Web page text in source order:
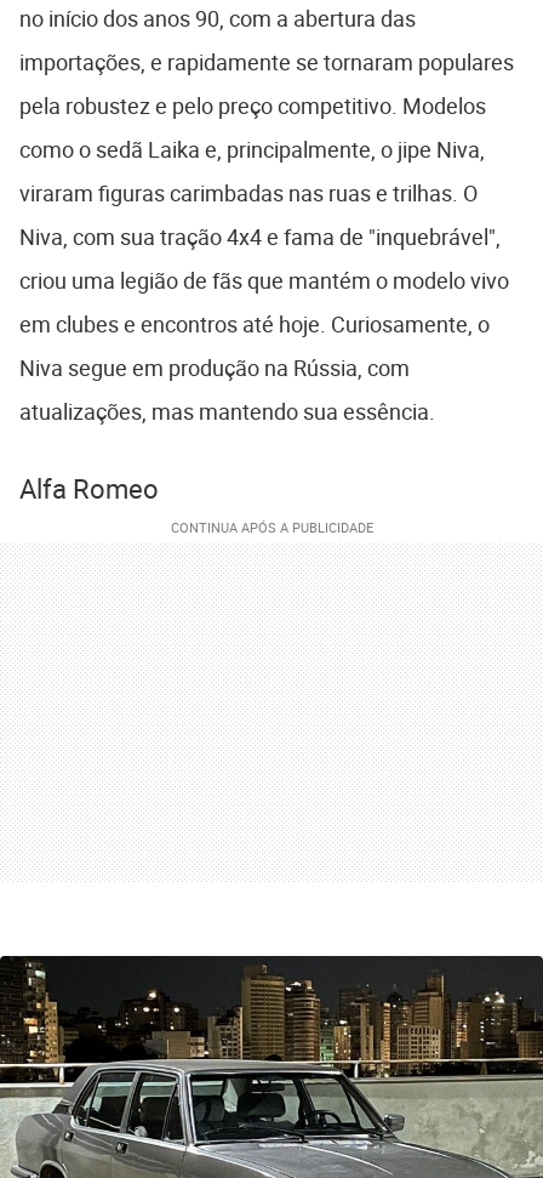
no início dos anos 90, com a abertura das
importações, e rapidamente se tornaram populares
pela robustez e pelo preço competitivo. Modelos
como o sedã Laika e, principalmente, o jipe Niva,
viraram figuras carimbadas nas ruas e trilhas. O
Niva, com sua tração 4x4 e fama de "inquebrável",
criou uma legião de fãs que mantém o modelo vivo
em clubes e encontros até hoje. Curiosamente, o
Niva segue em produção na Rússia, com
atualizações, mas mantendo sua essência.
Alfa Romeo